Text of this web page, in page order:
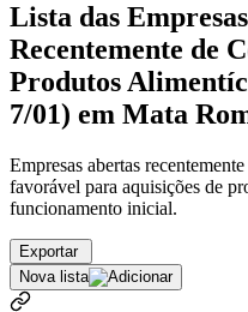
Lista das
Recentemente de
Produtos
7/01) em Mata
Empresas abertas
favorável para aquisições de
funcionamento inicial.
Exportar
Nova lista